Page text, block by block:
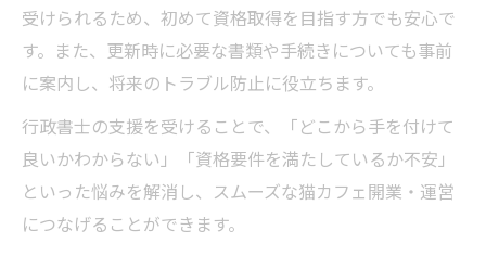
受けられるため、初めて資格取得を目指す方でも安心で
す。また、更新時に必要な書類や手続きについても事前
に案内し、将来のトラブル防止に役立ちます。
行政書士の支援を受けることで、「どこから手を付けて
良いかわからない」「資格要件を満たしているか不安」
といった悩みを解消し、スムーズな猫カフェ開業・運営
につなげることができます。